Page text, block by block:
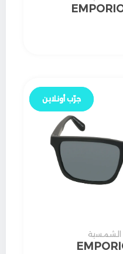
الشمسية
جرّب أونلاين
جرّب أونلاين